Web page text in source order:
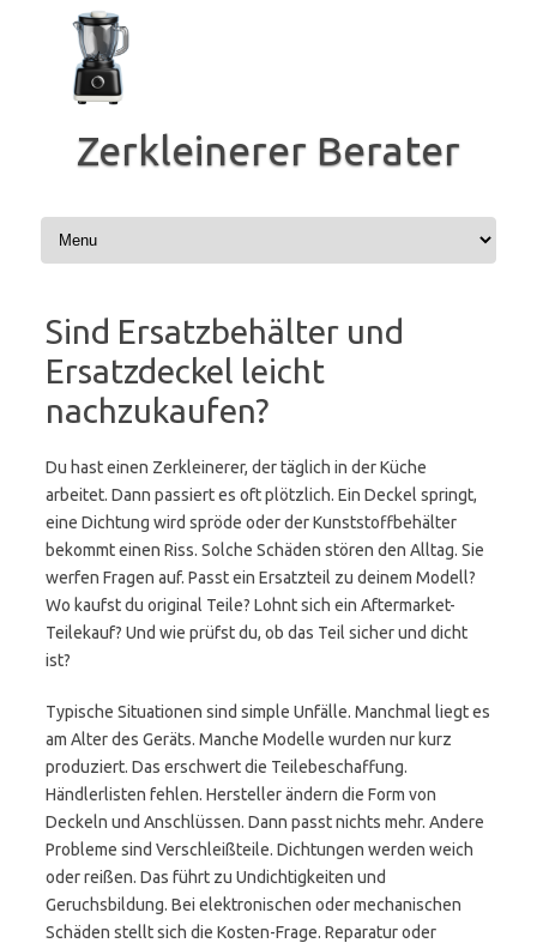
springen
Zerkleinerer Berater
Sind Ersatzbehälter und
Ersatzdeckel leicht
nachzukaufen?
Du hast einen Zerkleinerer, der täglich in der Küche
arbeitet. Dann passiert es oft plötzlich. Ein Deckel springt,
eine Dichtung wird spröde oder der Kunststoffbehälter
bekommt einen Riss. Solche Schäden stören den Alltag. Sie
werfen Fragen auf. Passt ein Ersatzteil zu deinem Modell?
Wo kaufst du original Teile? Lohnt sich ein Aftermarket-
Teilekauf? Und wie prüfst du, ob das Teil sicher und dicht
ist?
Typische Situationen sind simple Unfälle. Manchmal liegt es
am Alter des Geräts. Manche Modelle wurden nur kurz
produziert. Das erschwert die Teilebeschaffung.
Händlerlisten fehlen. Hersteller ändern die Form von
Deckeln und Anschlüssen. Dann passt nichts mehr. Andere
Probleme sind Verschleißteile. Dichtungen werden weich
oder reißen. Das führt zu Undichtigkeiten und
Geruchsbildung. Bei elektronischen oder mechanischen
Schäden stellt sich die Kosten-Frage. Reparatur oder